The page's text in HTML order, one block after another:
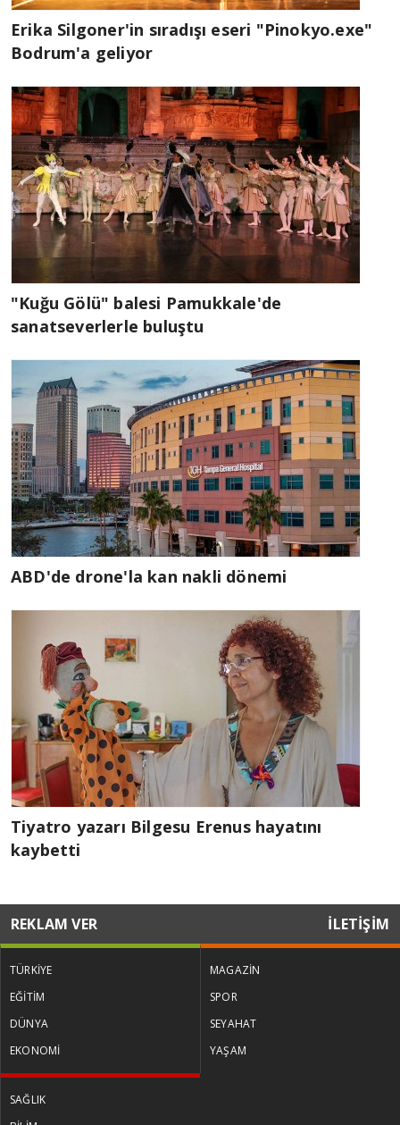
Erika Silgoner'in sıradışı eseri "Pinokyo.exe"
Bodrum'a geliyor
"Kuğu Gölü" balesi Pamukkale'de
sanatseverlerle buluştu
ABD'de drone'la kan nakli dönemi
Tiyatro yazarı Bilgesu Erenus hayatını
kaybetti
REKLAM VER İLETİŞİM
TÜRKİYE
EĞİTİM
DÜNYA
EKONOMİ
MAGAZİN
SPOR
SEYAHAT
YAŞAM
SAĞLIK